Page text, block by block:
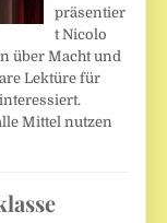
präsentier
t Nicolo
über Macht und
Lektüre für
Mittel nutzen